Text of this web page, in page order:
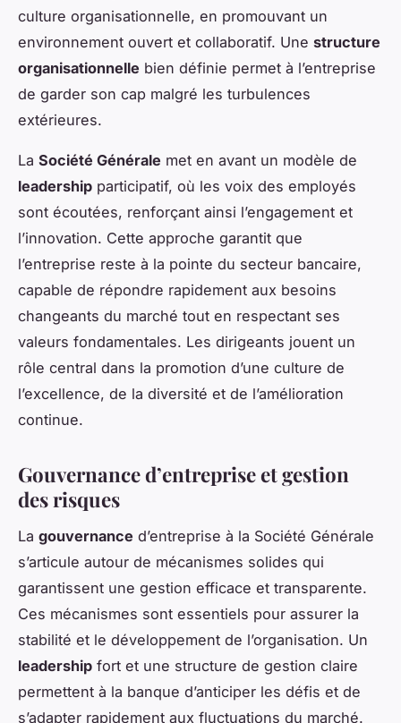
culture organisationnelle, en promouvant un
environnement ouvert et collaboratif. Une structure
organisationnelle bien définie permet à l’entreprise
de garder son cap malgré les turbulences
extérieures.
La Société Générale met en avant un modèle de
leadership participatif, où les voix des employés
sont écoutées, renforçant ainsi l’engagement et
l’innovation. Cette approche garantit que
l’entreprise reste à la pointe du secteur bancaire,
capable de répondre rapidement aux besoins
changeants du marché tout en respectant ses
valeurs fondamentales. Les dirigeants jouent un
rôle central dans la promotion d’une culture de
l’excellence, de la diversité et de l’amélioration
continue.
Gouvernance d’entreprise et gestion
des risques
La gouvernance d’entreprise à la Société Générale
s’articule autour de mécanismes solides qui
garantissent une gestion efficace et transparente.
Ces mécanismes sont essentiels pour assurer la
stabilité et le développement de l’organisation. Un
leadership fort et une structure de gestion claire
permettent à la banque d’anticiper les défis et de
s’adapter rapidement aux fluctuations du marché.